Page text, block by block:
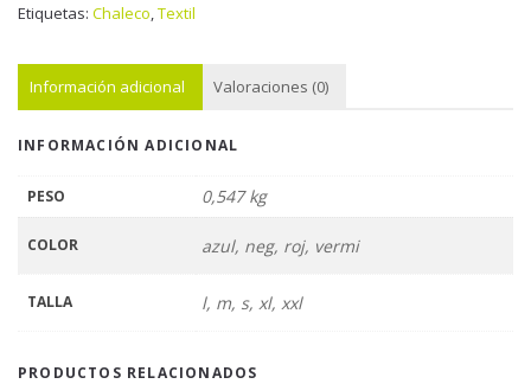
Etiquetas: Chaleco,Textil
Información adicional Valoraciones (0)
INFORMACIÓN ADICIONAL
PESO 0,547 kg
COLOR azul, neg, roj, vermi
TALLA l, m, s, xl, xxl
PRODUCTOS RELACIONADOS